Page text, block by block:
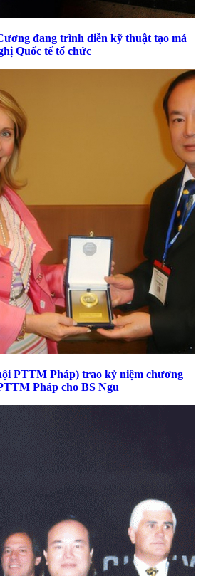
đang trình diễn kỹ thuật tạo má
Quốc tế tổ chức
PTTM Pháp) trao kỷ niệm chương
Pháp cho BS Ngu